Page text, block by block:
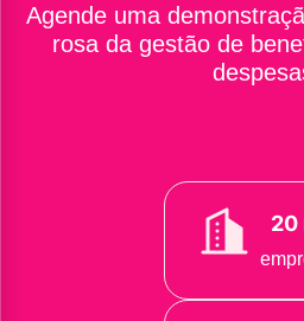
Agende uma
rosa da gestão de
20